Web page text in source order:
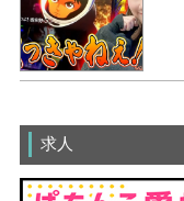
求人